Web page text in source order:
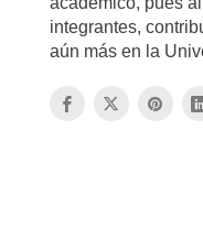
integrantes,
aún más en la